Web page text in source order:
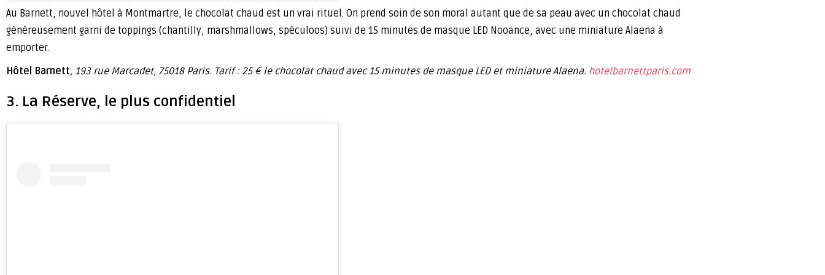
Au Barnett, nouvel hôtel à Montmartre, le chocolat chaud est un vrai rituel. On prend soin de son moral autant que de sa peau avec un chocolat chaud
généreusement garni de toppings (chantilly, marshmallows, spéculoos) suivi de 15 minutes de masque LED Nooance, avec une miniature Alaena à
emporter.
Hôtel Barnett, 193 rue Marcadet, 75018 Paris. Tarif : 25 € le chocolat chaud avec 15 minutes de masque LED et miniature Alaena. hotelbarnettparis.com
3. La Réserve, le plus confidentiel